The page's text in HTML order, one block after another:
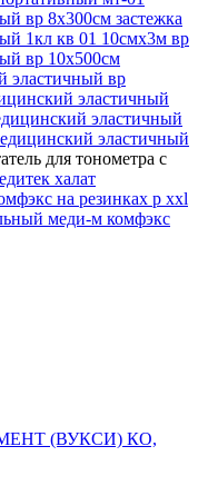
вр 8х300см застежка
1кл кв 01 10смх3м вр
вр 10х500см
эластичный вр
эластичный
эластичный
эластичный
для тонометра с
халат
на резинках р xxl
меди-м комфэкс
(ВУКСИ) КО,